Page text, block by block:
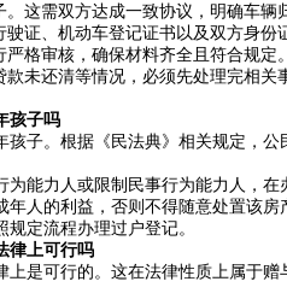
这需双方达成一致协议，明确车辆
证、机动车登记证书以及双方身
格审核，确保材料齐全且符合规
未还清等情况，必须先处理完相
孩子吗
孩子。根据《民法典》相关规定，
为能力人或限制民事行为能力人，
年人的利益，否则不得随意处置该
定流程办理过户登记。
律上可行吗
上是可行的。这在法律性质上属于